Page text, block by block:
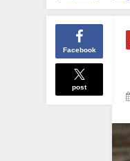
Facebook
post